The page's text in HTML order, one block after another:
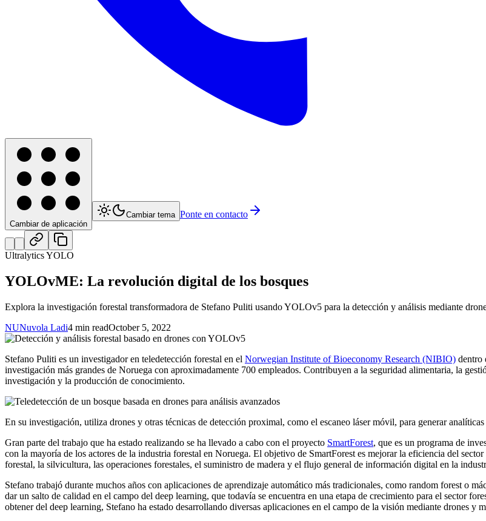
Cambiar de aplicación
Cambiar tema Ponte en contacto
Ultralytics YOLO
YOLOvME: La revolución digital de los bosques
Explora la investigación forestal transformadora de Stefano Puliti usando YOLOv5 para la detección y análisis mediante
NUNuvola Ladi4 min readOctober 5, 2022
Stefano Puliti es un investigador en teledetección forestal en el Norwegian Institute of Bioeconomy Research (NIBIO) dentro
investigación más grandes de Noruega con aproximadamente 700 empleados. Contribuyen a la seguridad alimentaria, la
investigación y la producción de conocimiento.
En su investigación, utiliza drones y otras técnicas de detección proximal, como el escaneo láser móvil, para generar
Gran parte del trabajo que ha estado realizando se ha llevado a cabo con el proyecto SmartForest, que es un programa de
con la mayoría de los actores de la industria forestal en Noruega. El objetivo de SmartForest es mejorar la eficiencia del
forestal, la silvicultura, las operaciones forestales, el suministro de madera y el flujo general de información digital en la
Stefano trabajó durante muchos años con aplicaciones de aprendizaje automático más tradicionales, como random forest o
dar un salto de calidad en el campo del deep learning, que todavía se encuentra en una etapa de crecimiento para el sector
obtener del deep learning, Stefano ha estado desarrollando diversas aplicaciones en el campo de la visión mediante drones y